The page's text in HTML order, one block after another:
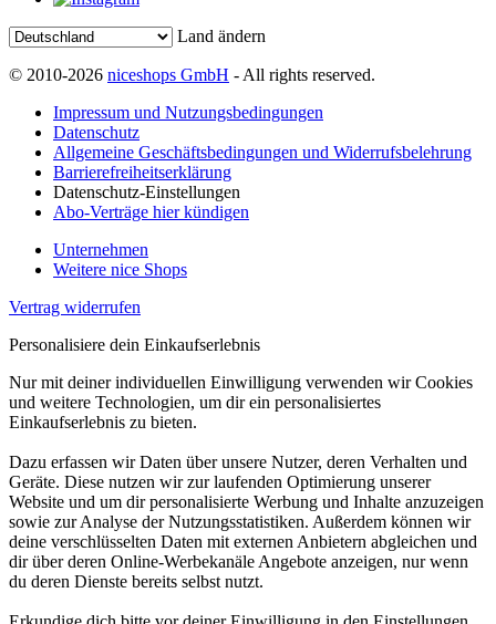
Land ändern
© 2010-2026 niceshops GmbH - All rights reserved.
Impressum und Nutzungsbedingungen
Datenschutz
Allgemeine Geschäftsbedingungen und Widerrufsbelehrung
Barrierefreiheitserklärung
Datenschutz-Einstellungen
Abo-Verträge hier kündigen
Unternehmen
Weitere nice Shops
Vertrag widerrufen
Personalisiere dein Einkaufserlebnis
Nur mit deiner individuellen Einwilligung verwenden wir Cookies
und weitere Technologien, um dir ein personalisiertes
Einkaufserlebnis zu bieten.
Dazu erfassen wir Daten über unsere Nutzer, deren Verhalten und
Geräte. Diese nutzen wir zur laufenden Optimierung unserer
Website und um dir personalisierte Werbung und Inhalte anzuzeigen
sowie zur Analyse der Nutzungsstatistiken. Außerdem können wir
deine verschlüsselten Daten mit externen Anbietern abgleichen und
dir über deren Online-Werbekanäle Angebote anzeigen, nur wenn
du deren Dienste bereits selbst nutzt.